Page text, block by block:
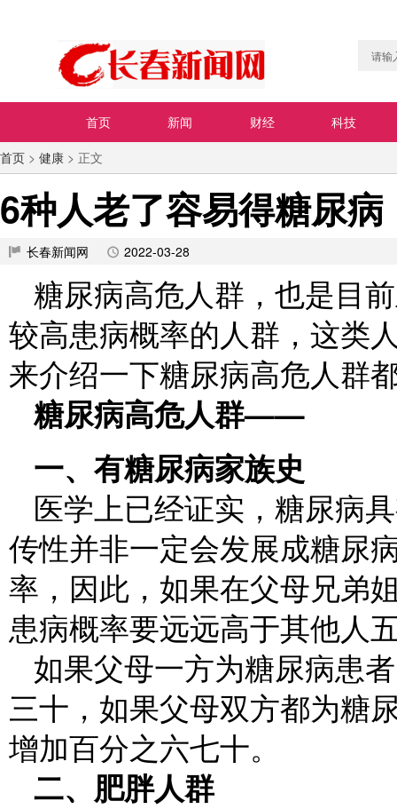
首页 新闻 财经
科技
首页 > 健康 > 正文
6种人老了容易得糖尿
长春新闻网 2022-03-28
糖尿病高危人群，也是目
较高患病概率的人群，这类
来介绍一下糖尿病高危人群
糖尿病高危人群——
一、有糖尿病家族史
医学上已经证实，糖尿病
传性并非一定会发展成糖尿
率，因此，如果在父母兄弟
患病概率要远远高于其他人
如果父母一方为糖尿病患
三十，如果父母双方都为糖
增加百分之六七十。
二、肥胖人群